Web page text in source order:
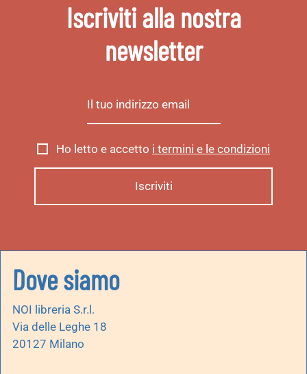
Iscriviti alla nostra
newsletter
Ho letto e accetto i termini e le condizioni
Dove siamo
NOI libreria S.r.l.
Via delle Leghe 18
20127 Milano